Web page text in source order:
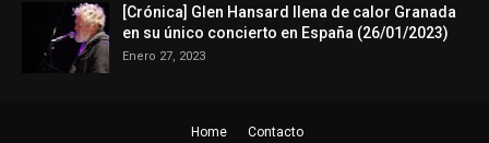
[Crónica] Glen Hansard llena de calor Granada
en su único concierto en España (26/01/2023)
Enero 27, 2023
Home Contacto